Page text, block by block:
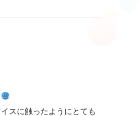
スに触ったようにとても